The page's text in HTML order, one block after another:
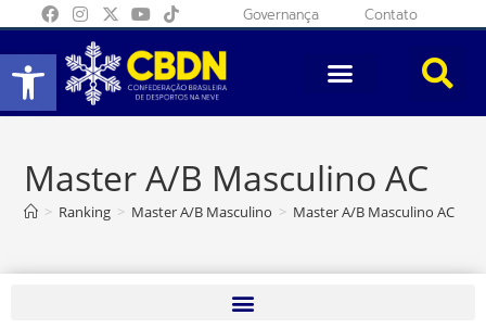
Abrir a barra de ferramentas
Governança Contato
Master A/B Masculino AC
> Ranking > Master A/B Masculino > Master A/B Masculino AC